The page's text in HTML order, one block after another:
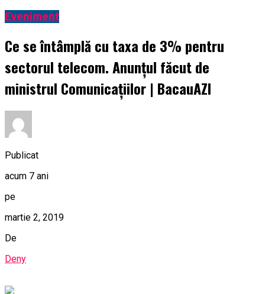
Eveniment
Ce se întâmplă cu taxa de 3% pentru
sectorul telecom. Anunțul făcut de
ministrul Comunicațiilor | BacauAZI
Publicat
acum 7 ani
pe
martie 2, 2019
De
Deny